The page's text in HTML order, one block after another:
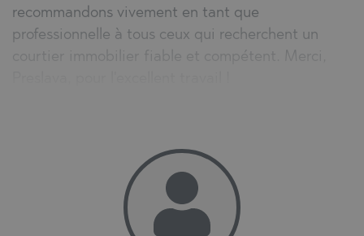
recommandons vivement en tant que
professionnelle à tous ceux qui recherchent un
courtier immobilier fiable et compétent. Merci,